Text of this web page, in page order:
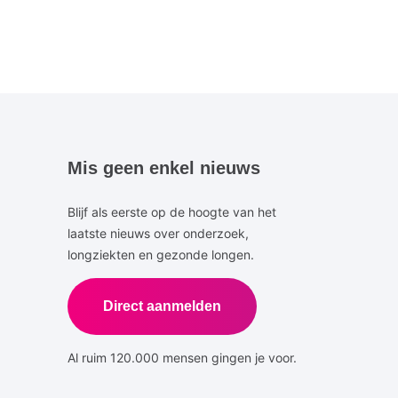
Mis geen enkel nieuws
Blijf als eerste op de hoogte van het
laatste nieuws over onderzoek,
longziekten en gezonde longen.
Direct aanmelden
Al ruim 120.000 mensen gingen je voor.